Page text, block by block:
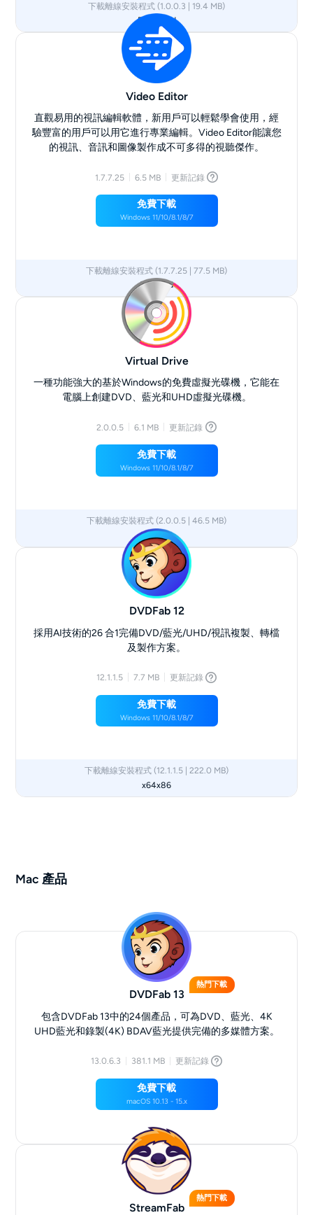
下載離線安裝程式 (1.0.0.3 | 19.4 MB)
Download
Video Editor
直觀易用的視訊編輯軟體，新用戶可以輕鬆學會使用，經
驗豐富的用戶可以用它進行專業編輯。Video Editor能讓您
的視訊、音訊和圖像製作成不可多得的視聽傑作。
1.7.7.25 6.5 MB 更新記錄
免費下載
Windows 11/10/8.1/8/7
下載離線安裝程式 (1.7.7.25 | 77.5 MB)
Dowload
Virtual Drive
一種功能強大的基於Windows的免費虛擬光碟機，它能在
電腦上創建DVD、藍光和UHD虛擬光碟機。
2.0.0.5 6.1 MB 更新記錄
免費下載
Windows 11/10/8.1/8/7
下載離線安裝程式 (2.0.0.5 | 46.5 MB)
x64x86
DVDFab 12
採用AI技術的26 合1完備DVD/藍光/UHD/視訊複製、轉檔
及製作方案。
12.1.1.5 7.7 MB 更新記錄
免費下載
Windows 11/10/8.1/8/7
下載離線安裝程式 (12.1.1.5 | 222.0 MB)
x64x86
Mac 產品
DVDFab 13
熱門下載
包含DVDFab 13中的24個產品，可為DVD、藍光、4K
UHD藍光和錄製(4K) BDAV藍光提供完備的多媒體方案。
13.0.6.3 381.1 MB 更新記錄
免費下載
macOS 10.13 - 15.x
StreamFab
熱門下載